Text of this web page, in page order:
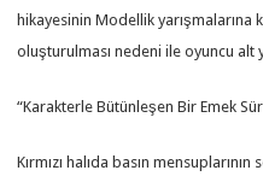
hikayesinin Modellik yarışmalarına
oluşturulması nedeni ile oyuncu alt
“Karakterle Bütünleşen Bir Emek
Kırmızı halıda basın